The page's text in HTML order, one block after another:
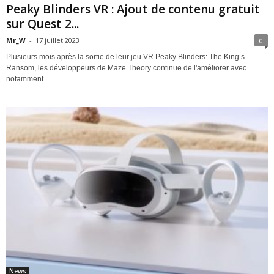
Peaky Blinders VR : Ajout de contenu gratuit
sur Quest 2...
Mr_W - 17 juillet 2023 0
Plusieurs mois après la sortie de leur jeu VR Peaky Blinders: The King’s
Ransom, les développeurs de Maze Theory continue de l'améliorer avec
notamment...
News